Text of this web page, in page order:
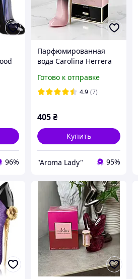
96%
Парфюмированная
вода Carolina Herrera
EDP 80 мл
Готово к отправке
4.9 (7)
405₴
Купить
"Aroma Lady" 95%